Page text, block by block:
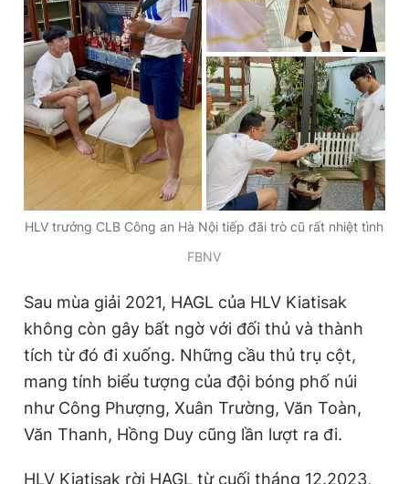
HLV trưởng CLB Công an Hà Nội tiếp đãi trò cũ rất nhiệt tình
FBNV
Sau mùa giải 2021, HAGL của HLV Kiatisak
không còn gây bất ngờ với đối thủ và thành
tích từ đó đi xuống. Những cầu thủ trụ cột,
mang tính biểu tượng của đội bóng phố núi
như Công Phượng, Xuân Trường, Văn Toàn,
Văn Thanh, Hồng Duy cũng lần lượt ra đi.
HLV Kiatisak rời HAGL từ cuối tháng 12.2023,